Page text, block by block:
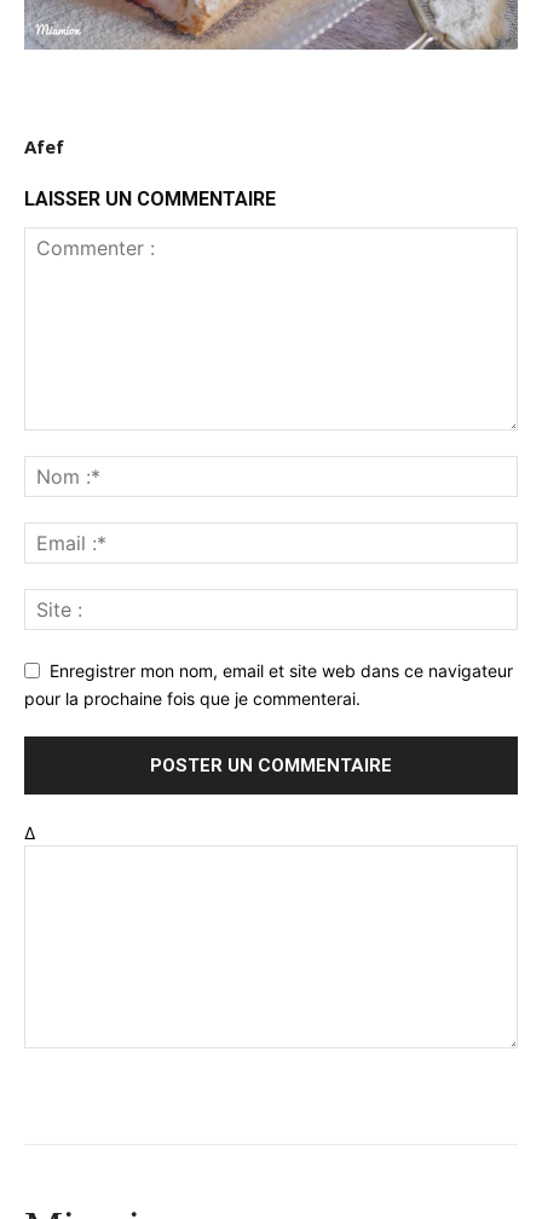
Afef
LAISSER UN COMMENTAIRE
Enregistrer mon nom, email et site web dans ce navigateur
pour la prochaine fois que je commenterai.
Δ